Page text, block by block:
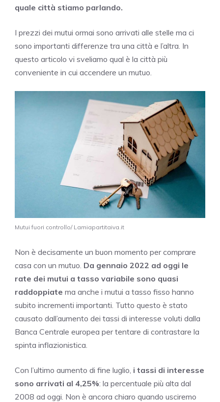
quale città stiamo parlando.
I prezzi dei mutui ormai sono arrivati alle stelle ma ci
sono importanti differenze tra una città e l’altra. In
questo articolo vi sveliamo qual è la città più
conveniente in cui accendere un mutuo.
Mutui fuori controllo/ Lamiapartitaiva.it
Non è decisamente un buon momento per comprare
casa con un mutuo. Da gennaio 2022 ad oggi le
rate dei mutui a tasso variabile sono quasi
raddoppiate ma anche i mutui a tasso fisso hanno
subito incrementi importanti. Tutto questo è stato
causato dall’aumento dei tassi di interesse voluti dalla
Banca Centrale europea per tentare di contrastare la
spinta inflazionistica.
Con l’ultimo aumento di fine luglio, i tassi di interesse
sono arrivati al 4,25%: la percentuale più alta dal
2008 ad oggi. Non è ancora chiaro quando usciremo